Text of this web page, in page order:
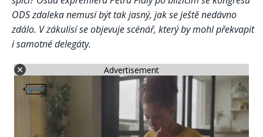
ODS zdaleka nemusí být tak jasný, jak se ještě nedávno
zdálo. V zákulisí se objevuje scénář, který by mohl překvapit
i samotné delegáty.
Advertisement